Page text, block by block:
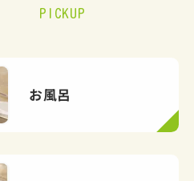
PICKUP
お風呂